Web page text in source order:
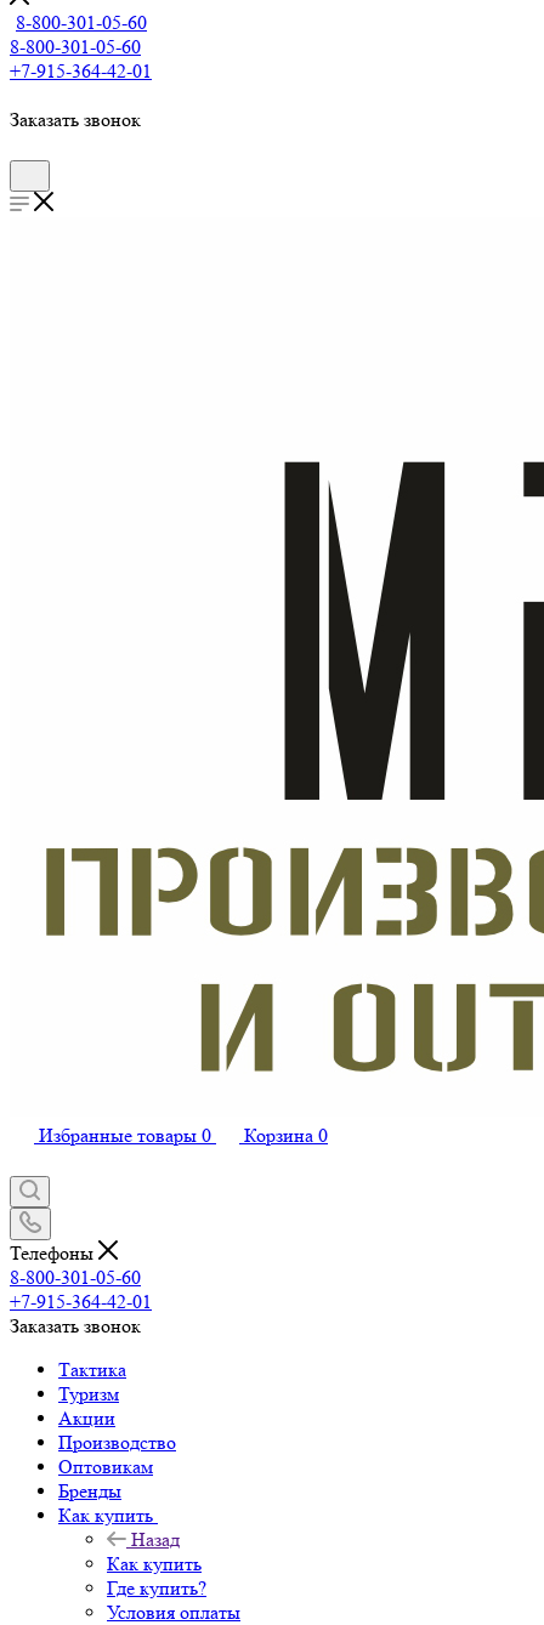
8-800-301-05-60
8-800-301-05-60
+7-915-364-42-01
Заказать звонок
Избранные товары 0 Корзина 0
Телефоны
8-800-301-05-60
+7-915-364-42-01
Заказать звонок
Тактика
Туризм
Акции
Производство
Оптовикам
Бренды
Как купить
Назад
Как купить
Где купить?
Условия оплаты